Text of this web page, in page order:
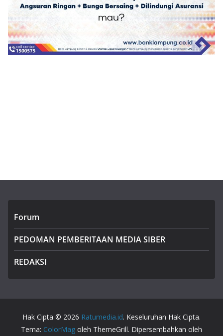
Forum
PEDOMAN PEMBERITAAN MEDIA SIBER
REDAKSI
Hak Cipta © 2026 Ratumedia.id. Keseluruhan Hak Cipta.
Tema: ColorMag oleh ThemeGrill. Dipersembahkan oleh